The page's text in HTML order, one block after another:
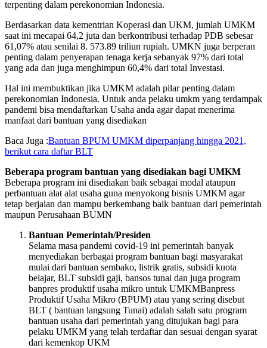
terpenting dalam perekonomian Indonesia.
Berdasarkan data kementrian Koperasi dan UKM, jumlah UMKM
saat ini mecapai 64,2 juta dan berkontribusi terhadap PDB sebesar
61,07% atau senilai 8. 573.89 triliun rupiah. UMKN juga berperan
penting dalam penyerapan tenaga kerja sebanyak 97% dari total
yang ada dan juga menghimpun 60,4% dari total Investasi.
Hal ini membuktikan jika UMKM adalah pilar penting dalam
perekonomian Indonesia. Untuk anda pelaku umkm yang terdampak
pandemi bisa mendaftarkan Usaha anda agar dapat menerima
manfaat dari bantuan yang disediakan
Baca Juga :Bantuan BPUM UMKM diperpanjang hingga 2021,
berikut cara daftar BLT
Beberapa program bantuan yang disediakan bagi UMKM
Beberapa program ini disediakan baik sebagai modal ataupun
perbantuan alat alat usaha guna menyokong bisnis UMKM agar
tetap berjalan dan mampu berkembang baik bantuan dari pemerintah
maupun Perusahaan BUMN
Bantuan Pemerintah/Presiden
Selama masa pandemi covid-19 ini pemerintah banyak
menyediakan berbagai program bantuan bagi masyarakat
mulai dari bantuan sembako, listrik gratis, subsidi kuota
belajar, BLT subsidi gaji, bansos tunai dan juga program
banpres produktif usaha mikro untuk UMKMBanpress
Produktif Usaha Mikro (BPUM) atau yang sering disebut
BLT ( bantuan langsung Tunai) adalah salah satu program
bantuan usaha dari pemerintah yang ditujukan bagi para
pelaku UMKM yang telah terdaftar dan sesuai dengan syarat
dari kemenkop UKM